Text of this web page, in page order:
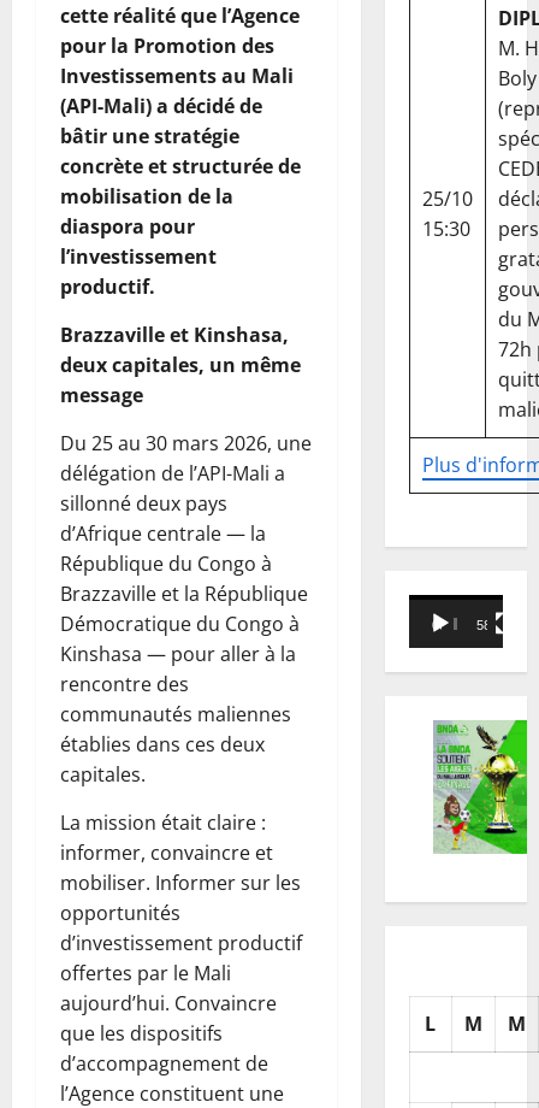
cette réalité que l’Agence
pour la Promotion des
Investissements au Mali
(API-Mali) a décidé de
bâtir une stratégie
concrète et structurée de
mobilisation de la
diaspora pour
l’investissement
productif.
Brazzaville et Kinshasa,
deux capitales, un même
message
Du 25 au 30 mars 2026, une
délégation de l’API-Mali a
sillonné deux pays
d’Afrique centrale — la
République du Congo à
Brazzaville et la République
Démocratique du Congo à
Kinshasa — pour aller à la
rencontre des
communautés maliennes
établies dans ces deux
capitales.
La mission était claire :
informer, convaincre et
mobiliser. Informer sur les
opportunités
d’investissement productif
offertes par le Mali
aujourd’hui. Convaincre
que les dispositifs
d’accompagnement de
l’Agence constituent une
Plus
25/10
15:30
M.
Boly
du
72h
Lecteur
vidéo
00:00 58:18
L M M